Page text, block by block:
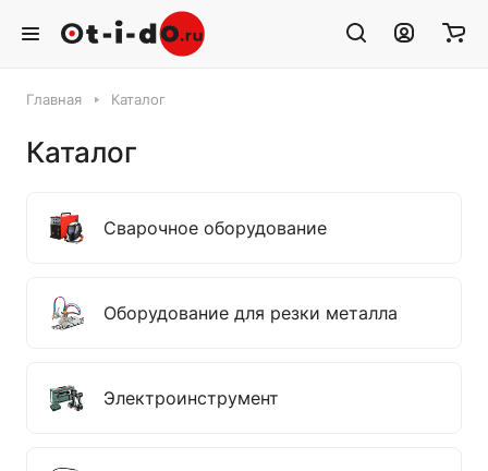
Главная Каталог
Каталог
Сварочное оборудование
Оборудование для резки металла
Электроинструмент